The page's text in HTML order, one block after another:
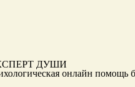
ДУШИ
онлайн помощь